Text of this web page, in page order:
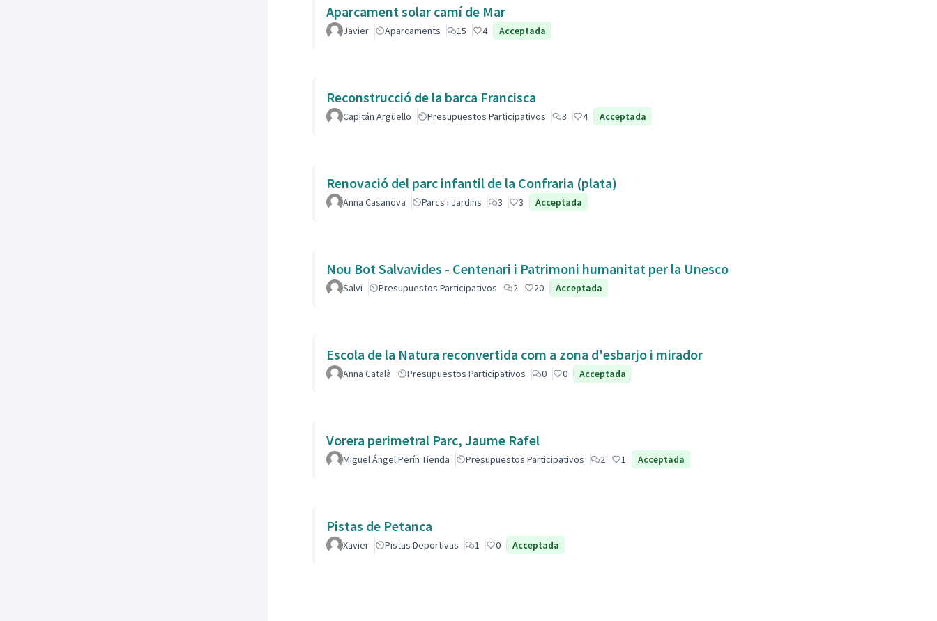
Aparcament solar camí de Mar
Javier Aparcaments 15 4 Acceptada
Reconstrucció de la barca Francisca
Capitán Argüello Presupuestos Participativos 3 4 Acceptada
Renovació del parc infantil de la Confraria (plata)
Anna Casanova Parcs i Jardins 3 3 Acceptada
Nou Bot Salvavides - Centenari i Patrimoni humanitat per la Unesco
Salvi Presupuestos Participativos 2 20 Acceptada
Escola de la Natura reconvertida com a zona d'esbarjo i mirador
Anna Català Presupuestos Participativos 0 0 Acceptada
Vorera perimetral Parc, Jaume Rafel
Miguel Ángel Perín Tienda Presupuestos Participativos 2 1 Acceptada
Pistas de Petanca
Xavier Pistas Deportivas 1 0 Acceptada